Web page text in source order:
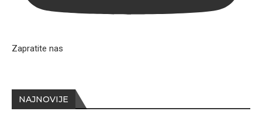
NAJNOVIJE
Zapratite nas